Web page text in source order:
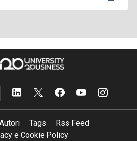
Autori Tags
Rss Feed
e Cookie Policy